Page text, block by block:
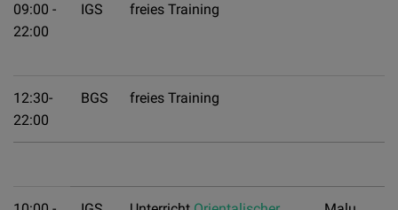
09:00 -
22:00
IGS freies Training
12:30-
22:00
BGS freies Training